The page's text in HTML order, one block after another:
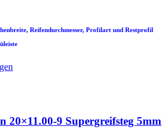
Reifendurchmesser, Profilart und Restprofil
20×11.00-9 Supergreifsteg 5mm